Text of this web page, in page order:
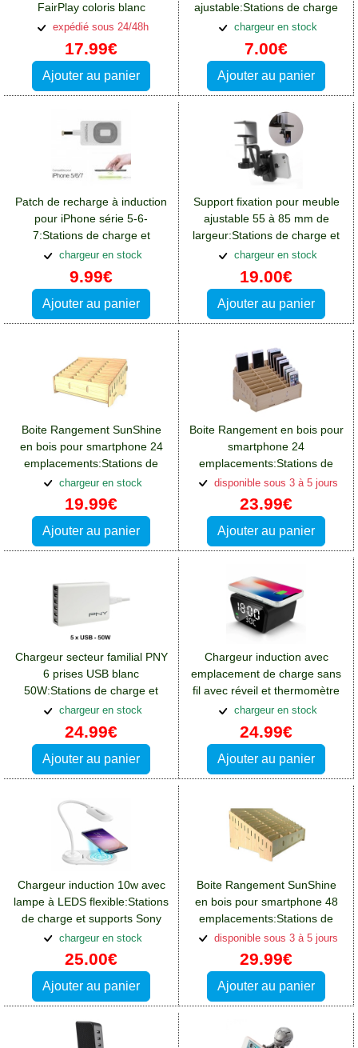
FairPlay coloris blanc
expédié sous 24/48h
17.99€
Ajouter au panier
ajustable:Stations de charge
et supports Sony Xperia L3
chargeur en stock
7.00€
Ajouter au panier
Patch de recharge à induction
pour iPhone série 5-6-
7:Stations de charge et
supports Sony Xperia L3
chargeur en stock
9.99€
Ajouter au panier
Support fixation pour meuble
ajustable 55 à 85 mm de
largeur:Stations de charge et
supports Sony Xperia L3
chargeur en stock
19.00€
Ajouter au panier
Boite Rangement SunShine
en bois pour smartphone 24
emplacements:Stations de
charge et supports Sony
Xperia L3
chargeur en stock
19.99€
Ajouter au panier
Boite Rangement en bois pour
smartphone 24
emplacements:Stations de
charge et supports Sony
Xperia L3
disponible sous 3 à 5 jours
23.99€
Ajouter au panier
Chargeur secteur familial PNY
6 prises USB blanc
50W:Stations de charge et
supports Sony Xperia L3
chargeur en stock
24.99€
Ajouter au panier
Chargeur induction avec
emplacement de charge sans
fil avec réveil et thermomètre
chargeur en stock
24.99€
Ajouter au panier
Chargeur induction 10w avec
lampe à LEDS flexible:Stations
de charge et supports Sony
Xperia L3
chargeur en stock
25.00€
Ajouter au panier
Boite Rangement SunShine
en bois pour smartphone 48
emplacements:Stations de
charge et supports Sony
Xperia L3
disponible sous 3 à 5 jours
29.99€
Ajouter au panier